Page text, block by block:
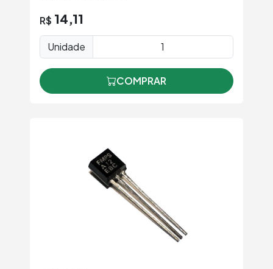
R$ 14,11
Unidade
COMPRAR